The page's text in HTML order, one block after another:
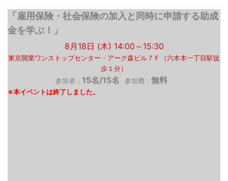
「雇用保険・社会保険の加入と同時に申請する助成
金を学ぶ！」
8月18日 (木) 14:00～15:30
東京開業ワンストップセンター・アーク森ビル７Ｆ（六本木一丁目駅徒
歩１分）
参加者： 15名/15名 参加費： 無料